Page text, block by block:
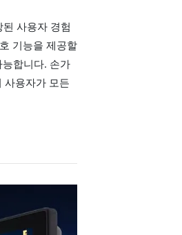
사용자 경험
기능을 제공할
합니다. 손가
사용자가 모든